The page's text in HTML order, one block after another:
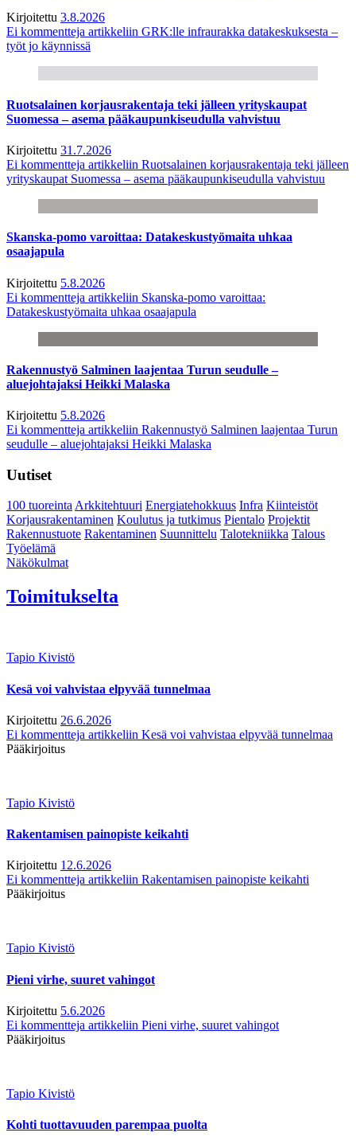
Kirjoitettu 3.8.2026
Ei kommentteja artikkeliin GRK:lle infraurakka datakeskuksesta –
työt jo käynnissä
Ruotsalainen korjausrakentaja teki jälleen yrityskaupat
Suomessa – asema pääkaupunkiseudulla vahvistuu
Kirjoitettu 31.7.2026
Ei kommentteja artikkeliin Ruotsalainen korjausrakentaja teki jälleen
yrityskaupat Suomessa – asema pääkaupunkiseudulla vahvistuu
Skanska-pomo varoittaa: Datakeskustyömaita uhkaa
osaajapula
Kirjoitettu 5.8.2026
Ei kommentteja artikkeliin Skanska-pomo varoittaa:
Datakeskustyömaita uhkaa osaajapula
Rakennustyö Salminen laajentaa Turun seudulle –
aluejohtajaksi Heikki Malaska
Kirjoitettu 5.8.2026
Ei kommentteja artikkeliin Rakennustyö Salminen laajentaa Turun
seudulle – aluejohtajaksi Heikki Malaska
Uutiset
100 tuoreintaArkkitehtuuri Energiatehokkuus Infra Kiinteistöt
Korjausrakentaminen Koulutus ja tutkimus Pientalo Projektit
Rakennustuote Rakentaminen Suunnittelu Talotekniikka Talous
Työelämä
Näkökulmat
Toimitukselta
Tapio Kivistö
Kesä voi vahvistaa elpyvää tunnelmaa
Kirjoitettu 26.6.2026
Ei kommentteja artikkeliin Kesä voi vahvistaa elpyvää tunnelmaa
Pääkirjoitus
Tapio Kivistö
Rakentamisen painopiste keikahti
Kirjoitettu 12.6.2026
Ei kommentteja artikkeliin Rakentamisen painopiste keikahti
Pääkirjoitus
Tapio Kivistö
Pieni virhe, suuret vahingot
Kirjoitettu 5.6.2026
Ei kommentteja artikkeliin Pieni virhe, suuret vahingot
Pääkirjoitus
Tapio Kivistö
Kohti tuottavuuden parempaa puolta